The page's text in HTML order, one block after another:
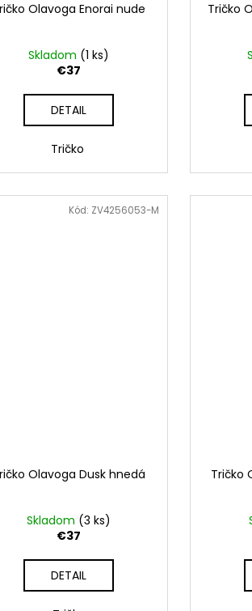
Olavoga Enorai nude
Skladom (1 ks)
€37
DETAIL
Tričko
Tričko
Olavoga Dusk hnedá
Skladom (3 ks)
€37
DETAIL
Kód: ZV4256053-M
Tričko